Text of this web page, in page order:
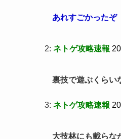
あれすごかったぞ
2: ネトゲ攻略速報
裏技で遊ぶくらい
3: ネトゲ攻略速報
大技林にも載らな